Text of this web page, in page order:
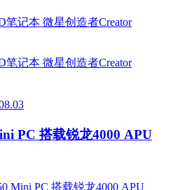
PC 搭载锐龙4000 APU